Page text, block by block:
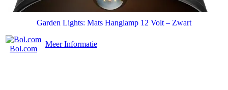
Garden Lights: Mats Hanglamp 12 Volt – Zwart
Bol.com
Meer Informatie